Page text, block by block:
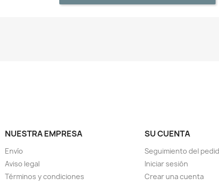
NUESTRA EMPRESA
Envío
Aviso legal
Términos y condiciones
SU CUENTA
Seguimiento del
Iniciar sesión
Crear una cuenta